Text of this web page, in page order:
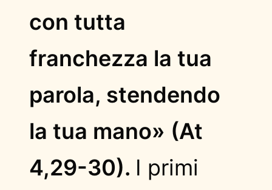
con tutta
franchezza la tua
parola, stendendo
la tua mano» (At
4,29-30). I primi